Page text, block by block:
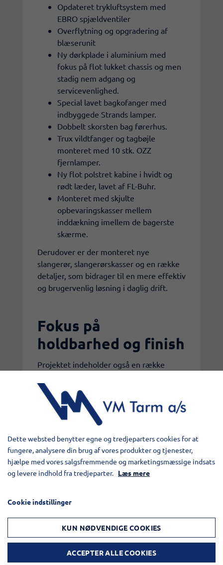
Opdateret trykluftsystem med
EBRO spjældventiler
Overflytning og opgradering af
blæserunit
Ny dørkplade i aluminium med
fokus på flot lukket chassis og men
stadig nem adgang og
servicevenlighed.
Special lavet bagkofanger med
indbyggede Strands lamper.
​Dobbelt skorsten bag førerhus.
Trux vildtfanger og tagbøjle
monteret med 10 stk. OZZ
fjernlamper.
Ny flot polstret kabine i hvidt og
rødt læder, lavet af FL-Buhr.
Monteret med skjulte
opbevaringskasser mellem
inddækning imellem de bagerste
skærme.
Derudover er der monteret nye
slangerør, slangerørskasser og en række
detaljer, som bidrager til en mere effektiv
og brugervenlig løsning i daglig drift.
Fokus på
holdbarhed og finish
Projektet indeholder også en række
Nye glideskinner og pakninger på
manddæksler
Lakering af udvalgte komponenter i
Integration af lygter, profilrør og
detaljer med fokus på både
sikkerhed og udtryk
skarp på vejen.
Klar til mange nye
Dette websted benytter egne og tredjeparters cookies for at
fungere, analysere din brug af vores produkter og tjenester,
hjælpe med vores salgsfremmende og marketingsmæssige indsats
og levere indhold fra tredjeparter. Læs mere
Cookie indstillinger
KUN NØDVENDIGE COOKIES
ACCEPTER ALLE COOKIES